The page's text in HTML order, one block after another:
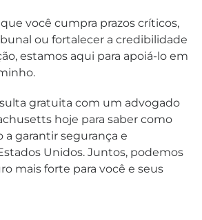
você cumpra prazos críticos,
ou fortalecer a credibilidade
estamos aqui para apoiá-lo em
gratuita com um advogado
hoje para saber como
a garantir segurança e
Unidos. Juntos, podemos
mais forte para você e seus